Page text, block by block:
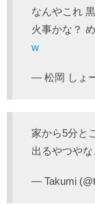
なんやこれ
火事かな？
w
— 松岡 しょ
家から5分と
出るやつや
— Takumi